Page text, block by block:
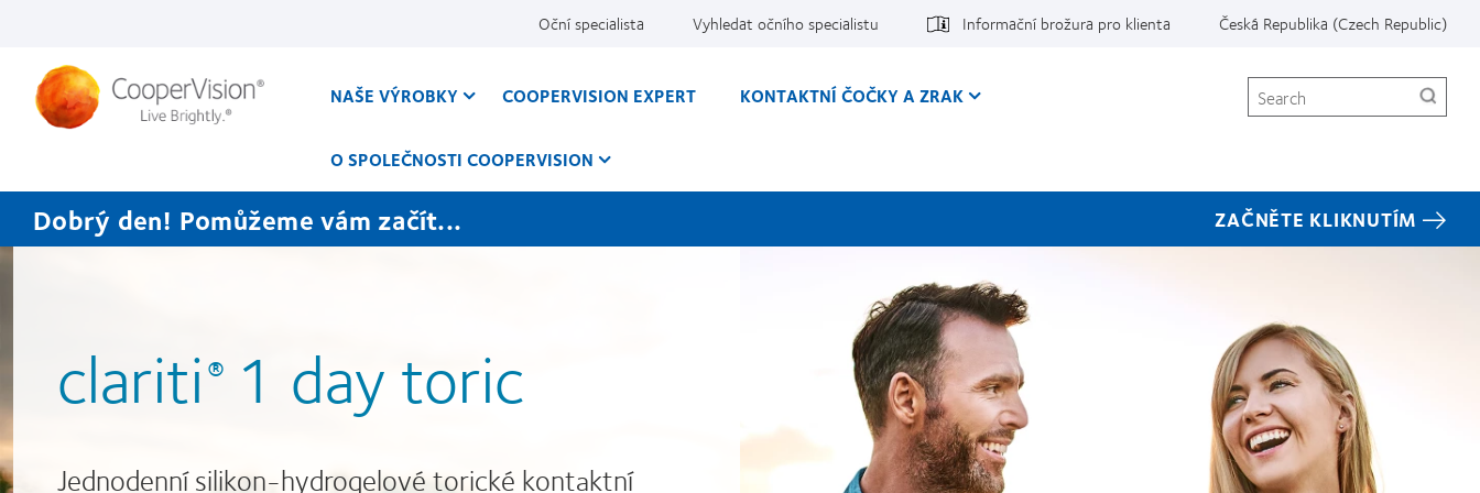
obsahu
Oční specialista Vyhledat očního specialistu Informační brožura pro klienta Česká Republika (Czech Republic)
NAŠE VÝROBKY COOPERVISION EXPERT KONTAKTNÍ ČOČKY A ZRAK
O SPOLEČNOSTI COOPERVISION
Search
Dobrý den! Pomůžeme vám začít... ZAČNĚTE KLIKNUTÍM
clariti®1 day toric
Jednodenní silikon-hydrogelové torické kontaktní